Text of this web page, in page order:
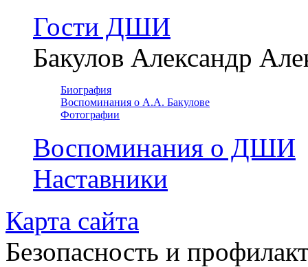
Гости ДШИ
Бакулов Александр
Биография
Воспоминания о А.А. Бакулове
Фотографии
Воспоминания о ДШИ
Наставники
Карта сайта
Безопасность и